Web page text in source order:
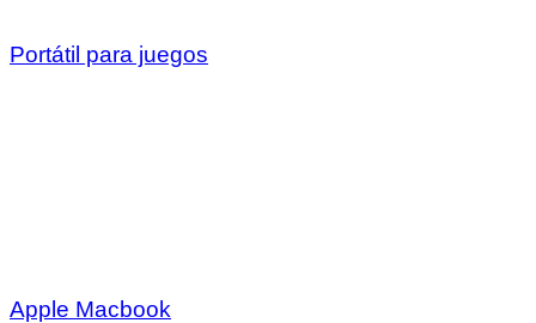
Portátil para juegos
Apple Macbook